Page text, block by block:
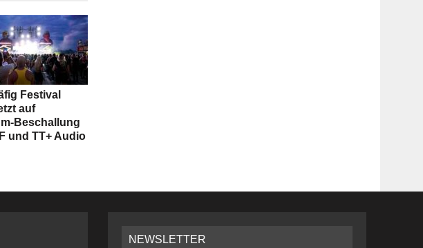
Festival
auf
Beschallung
und TT+ Audio
NEWSLETTER